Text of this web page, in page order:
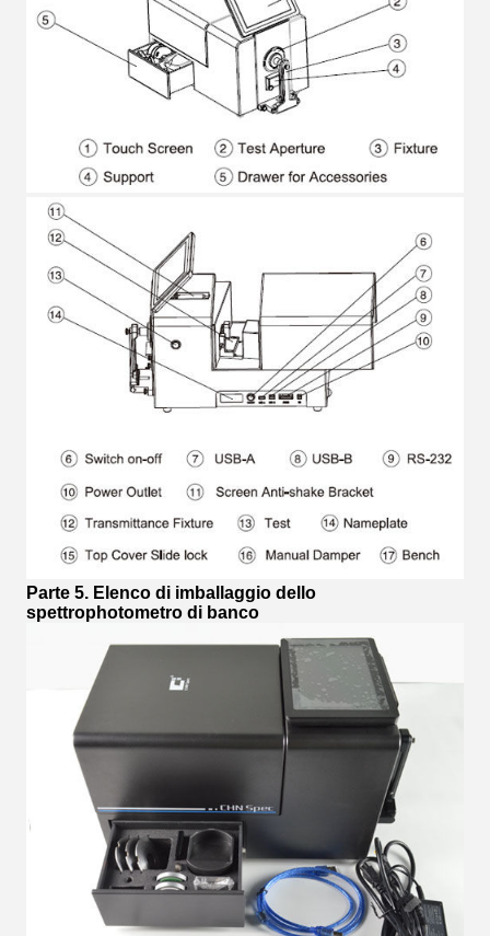
Parte 5. Elenco di imballaggio dello
spettrophotometro di banco